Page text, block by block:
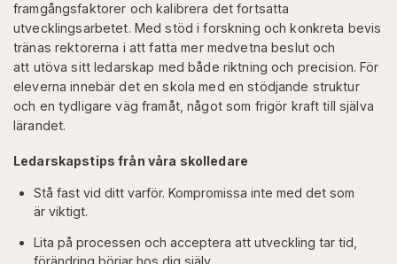
framgångsfaktorer och kalibrera det fortsatta
utvecklingsarbetet. Med stöd i forskning och konkreta bevis
tränas rektorerna i att fatta mer medvetna beslut och
att utöva sitt ledarskap med både riktning och precision. För
eleverna innebär det en skola med en stödjande struktur
och en tydligare väg framåt, något som frigör kraft till själva
lärandet.
Ledarskapstips från våra skolledare
Stå fast vid ditt varför. Kompromissa inte med det som
är viktigt.
Lita på processen och acceptera att utveckling tar tid,